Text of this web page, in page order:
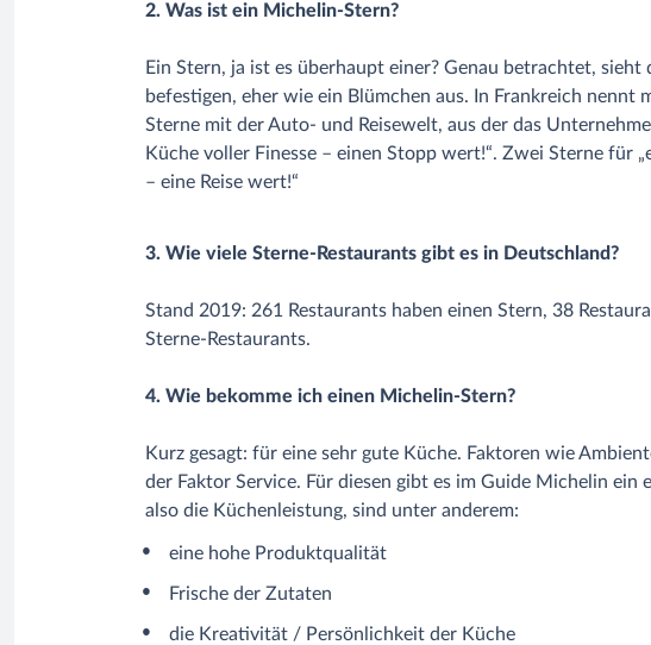
2. Was ist ein Michelin-Stern?
Ein Stern, ja ist es überhaupt einer? Genau betrachtet,
befestigen, eher wie ein Blümchen aus. In Frankreich nennt
Sterne mit der Auto- und Reisewelt, aus der das
Küche voller Finesse – einen Stopp wert!“. Zwei Sterne für
– eine Reise wert!“
3. Wie viele Sterne-Restaurants gibt es in Deutschland?
Stand 2019: 261 Restaurants haben einen Stern, 38
Sterne-Restaurants.
4. Wie bekomme ich einen Michelin-Stern?
Kurz gesagt: für eine sehr gute Küche. Faktoren wie
der Faktor Service. Für diesen gibt es im Guide Michelin
also die Küchenleistung, sind unter anderem:
eine hohe Produktqualität
Frische der Zutaten
die Kreativität / Persönlichkeit der Küche